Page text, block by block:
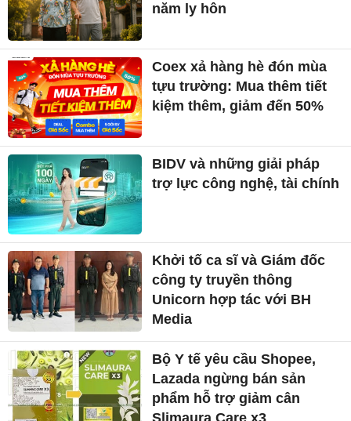
năm ly hôn
Coex xả hàng hè đón mùa
tựu trường: Mua thêm tiết
kiệm thêm, giảm đến 50%
BIDV và những giải pháp
trợ lực công nghệ, tài chính
Khởi tố ca sĩ và Giám đốc
công ty truyền thông
Unicorn hợp tác với BH
Media
Bộ Y tế yêu cầu Shopee,
Lazada ngừng bán sản
phẩm hỗ trợ giảm cân